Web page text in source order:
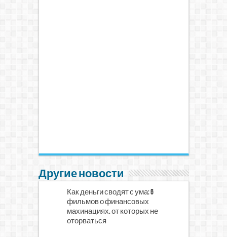
Другие новости
Как деньги сводят с ума: 6
фильмов о финансовых
махинациях, от которых не
оторваться